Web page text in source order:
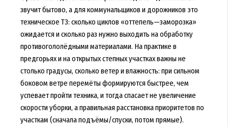
звучит бытово, а для коммунальщиков и дорожников это
техническое ТЗ: сколько циклов «оттепель—заморозка»
ожидается и сколько раз нужно выходить на обработку
противогололёдными материалами. На практике в
предгорьях и на открытых степных участках важны не
столько градусы, сколько ветер и влажность: при сильном
боковом ветре перемёты формируются быстрее, чем
успевает пройти техника, и тогда спасает не увеличение
скорости уборки, а правильная расстановка приоритетов по
участкам (сначала подъёмы/спуски, потом прямые).